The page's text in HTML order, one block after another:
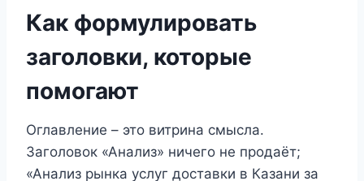
Как формулировать
заголовки, которые
помогают
Оглавление – это витрина смысла.
Заголовок «Анализ» ничего не продаёт;
«Анализ рынка услуг доставки в Казани за